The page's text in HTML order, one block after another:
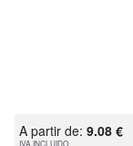
A partir de: 9.08 €
IVA INCLUIDO